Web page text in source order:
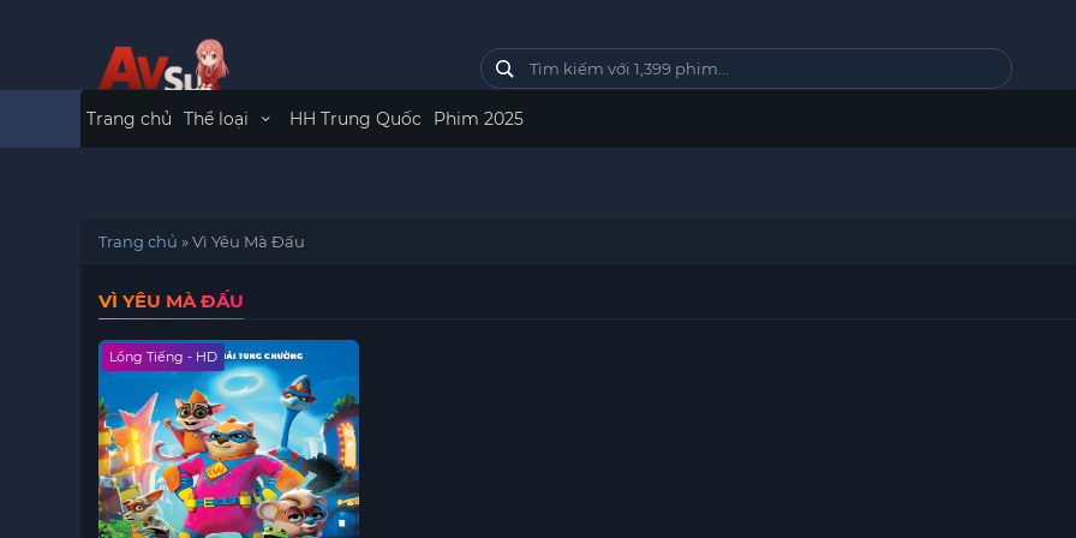
Trang chủ Thể loại HH Trung Quốc Phim 2025
Trang chủ »Vì Yêu Mà Đấu
VÌ YÊU MÀ ĐẤU
Lồng Tiếng - HD